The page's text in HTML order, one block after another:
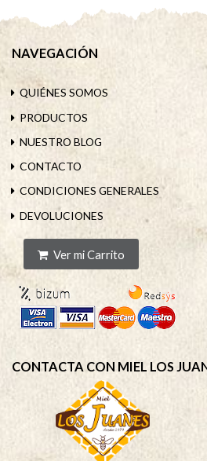
NAVEGACIÓN
QUIÉNES SOMOS
PRODUCTOS
NUESTRO BLOG
CONTACTO
CONDICIONES GENERALES
DEVOLUCIONES
Ver mi Carrito
CONTACTA CON MIEL LOS